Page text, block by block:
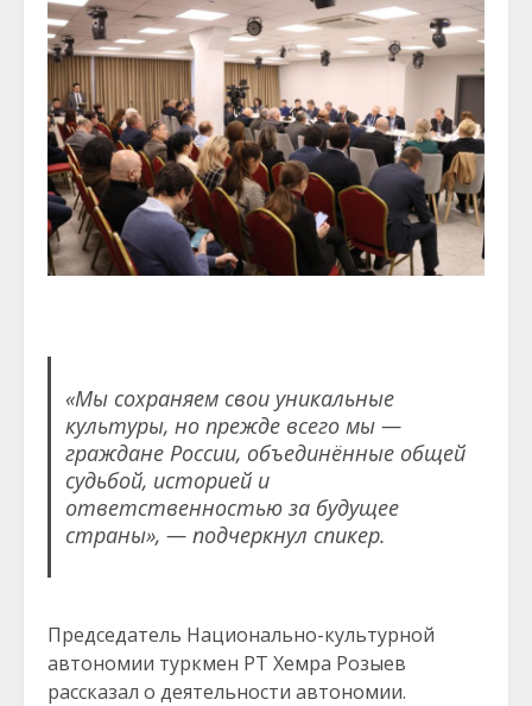
«Мы сохраняем свои уникальные
культуры, но прежде всего мы —
граждане России, объединённые общей
судьбой, историей и
ответственностью за будущее
страны», — подчеркнул спикер.
Председатель Национально-культурной
автономии туркмен РТ Хемра Розыев
рассказал о деятельности автономии.